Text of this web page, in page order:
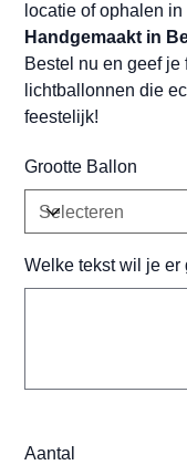
locatie of ophalen
Handgemaakt in
Bestel nu en geef
lichtballonnen die
feestelijk!
Grootte Ballon
Welke tekst wil je er
Aantal